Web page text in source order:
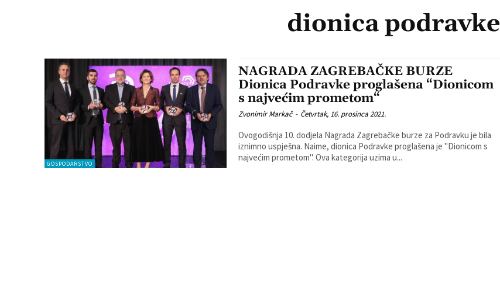
dionica podravke
GOSPODARSTVO
NAGRADA ZAGREBAČKE BURZE
Dionica Podravke proglašena “Dionicom
s najvećim prometom“
Zvonimir Markač - Četvrtak, 16. prosinca 2021.
Ovogodišnja 10. dodjela Nagrada Zagrebačke burze za Podravku je bila
iznimno uspješna. Naime, dionica Podravke proglašena je "Dionicom s
najvećim prometom". Ova kategorija uzima u...